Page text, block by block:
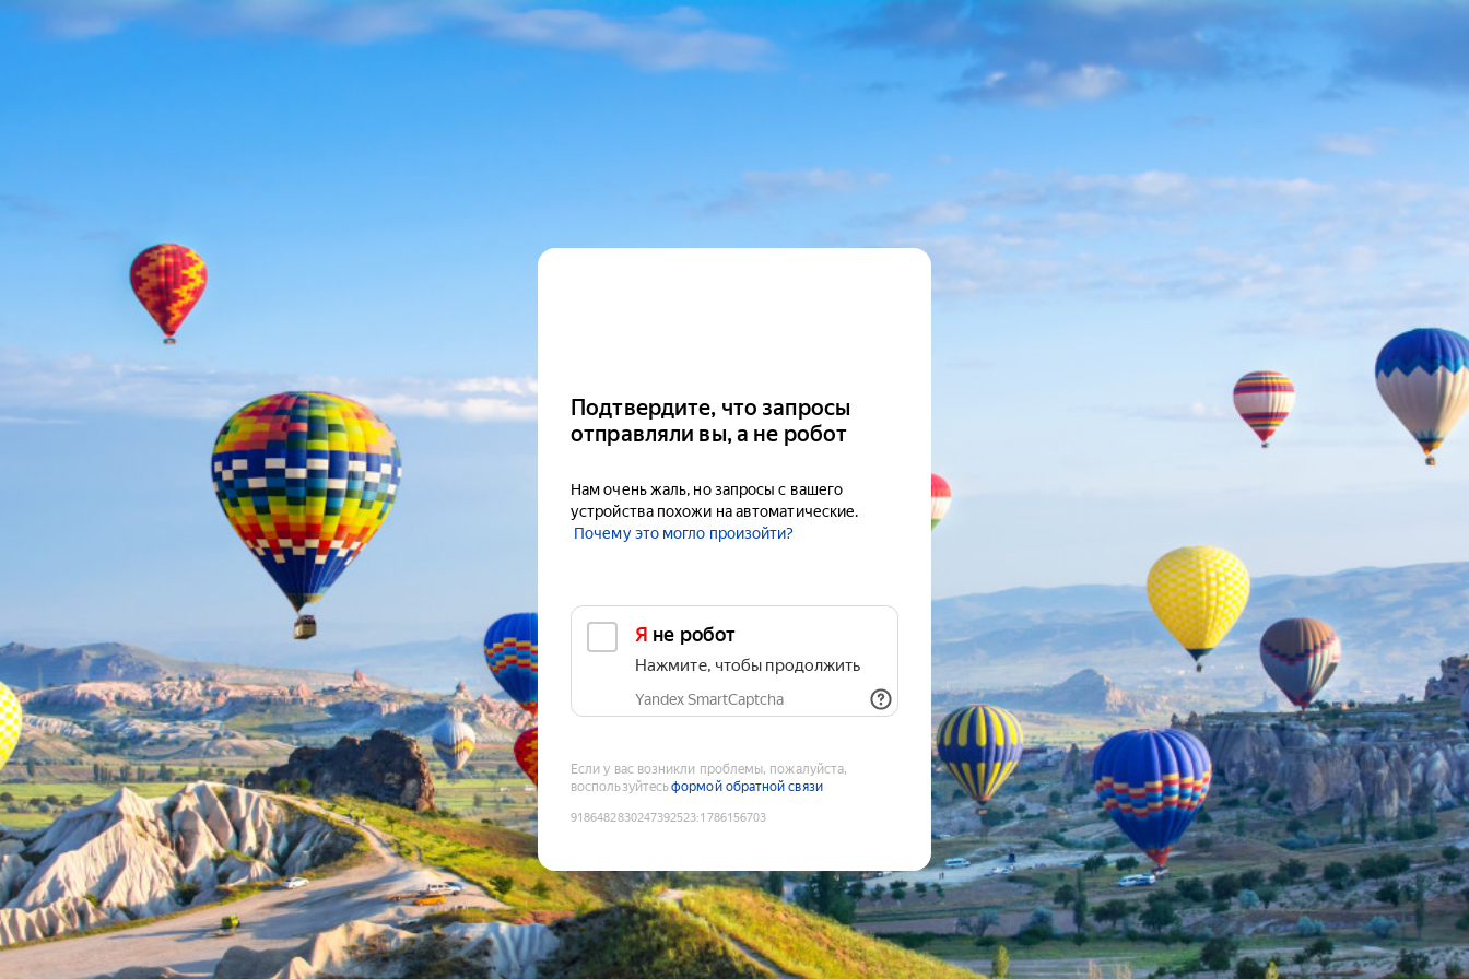
Подтвердите, что запросы
отправляли вы, а не робот
Нам очень жаль, но запросы с вашего
устройства похожи на автоматические.
Почему это могло произойти?
Я не робот
Нажмите, чтобы продолжить
Yandex SmartCaptcha
Если у вас возникли проблемы, пожалуйста,
воспользуйтесьформой обратной связи
9186482830247392523:1786156703